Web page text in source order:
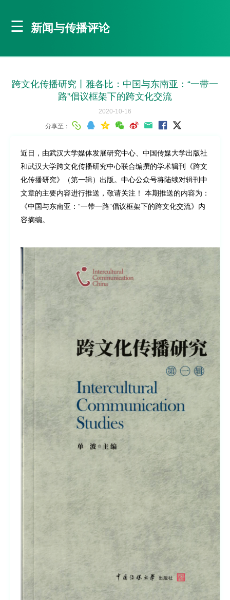
新闻与传播评论
跨文化传播研究丨雅各比：中国与东南亚：“一带一
路”倡议框架下的跨文化交流
2020-10-16
分享至：
近日，由武汉大学媒体发展研究中心、中国传媒大学出版社
和武汉大学跨文化传播研究中心联合编撰的学术辑刊《跨文
化传播研究》（第一辑）出版。中心公众号将陆续对辑刊中
文章的主要内容进行推送，敬请关注！ 本期推送的内容为：
《中国与东南亚：“一带一路”倡议框架下的跨文化交流》内
容摘编。